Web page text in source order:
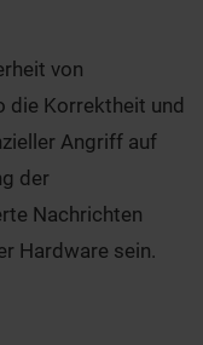
von
die Korrektheit und
Angriff auf
der
Nachrichten
Hardware sein.